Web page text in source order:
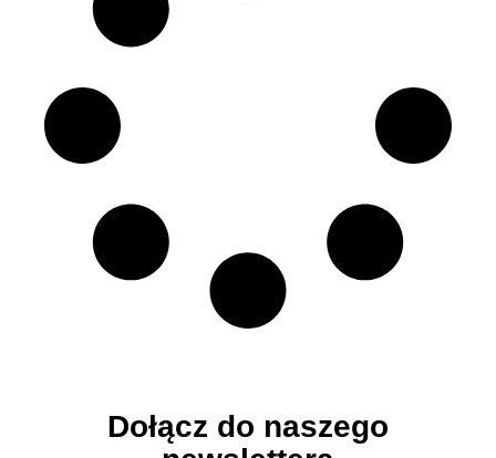
Dołącz do naszego